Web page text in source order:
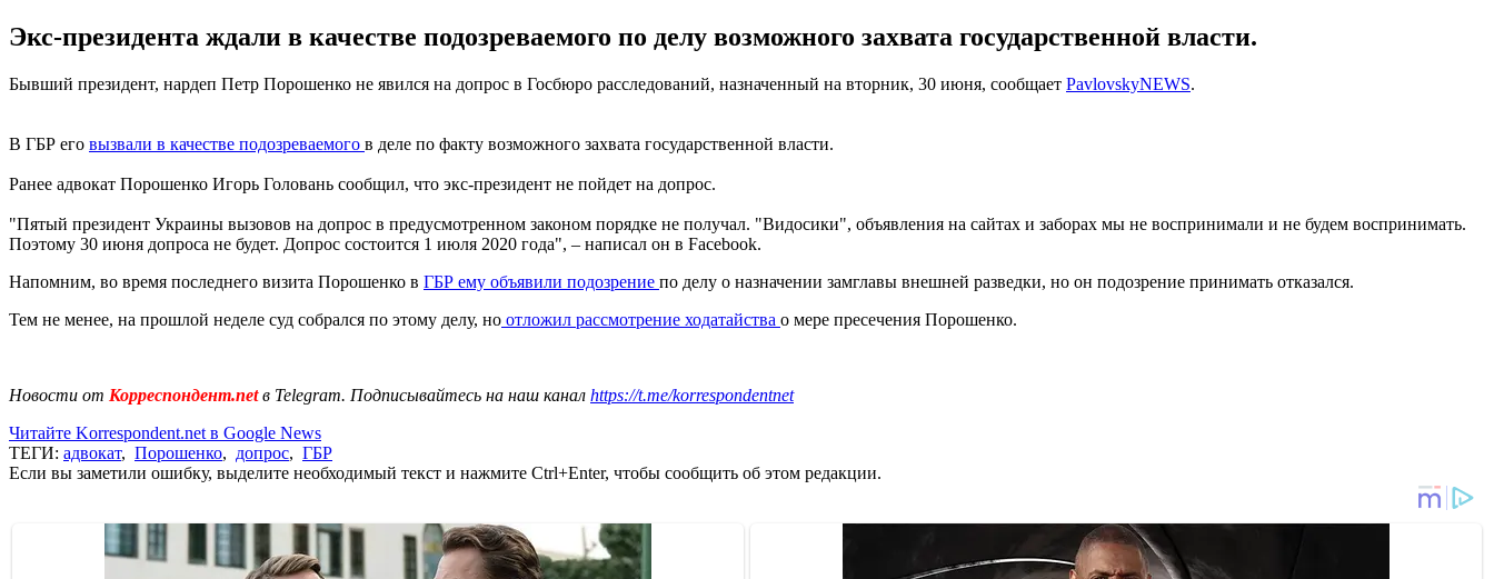
Экс-президента ждали в качестве подозреваемого по делу возможного захвата государственной власти.
Бывший президент, нардеп Петр Порошенко не явился на допрос в Госбюро расследований, назначенный на вторник, 30 июня, сообщает PavlovskyNEWS.
В ГБР его вызвали в качестве подозреваемого в деле по факту возможного захвата государственной власти.
Ранее адвокат Порошенко Игорь Головань сообщил, что экс-президент не пойдет на допрос.
"Пятый президент Украины вызовов на допрос в предусмотренном законом порядке не получал. "Видосики", объявления на сайтах и заборах мы не воспринимали и не будем воспринимать.
Поэтому 30 июня допроса не будет. Допрос состоится 1 июля 2020 года", – написал он в Facebook.
Напомним, во время последнего визита Порошенко в ГБР ему объявили подозрение по делу о назначении замглавы внешней разведки, но он подозрение принимать отказался.
Тем не менее, на прошлой неделе суд собрался по этому делу, но отложил рассмотрение ходатайства о мере пресечения Порошенко.
Новости от Корреспондент.netв Telegram. Подписывайтесь на наш канал https://t.me/korrespondentnet
Читайте Korrespondent.net в Google News
ТЕГИ: адвокат, Порошенко, допрос, ГБР
Если вы заметили ошибку, выделите необходимый текст и нажмите Ctrl+Enter, чтобы сообщить об этом редакции.